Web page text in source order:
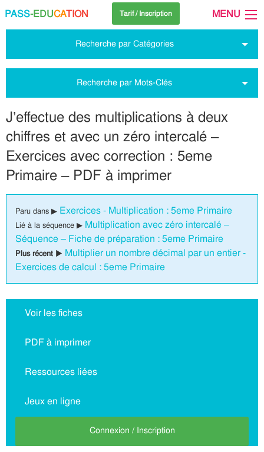
PASS-EDUCATION Tarif / Inscription MENU
Recherche par Catégories
Recherche par Mots-Clés
J’effectue des multiplications à deux
chiffres et avec un zéro intercalé –
Exercices avec correction : 5eme
Primaire – PDF à imprimer
Paru dans ▶ Exercices - Multiplication : 5eme Primaire
Lié à la séquence ▶ Multiplication avec zéro intercalé –
Séquence – Fiche de préparation : 5eme Primaire
Plus récent ▶ Multiplier un nombre décimal par un entier -
Exercices de calcul : 5eme Primaire
Voir les fiches
PDF à imprimer
Ressources liées
Jeux en ligne
Connexion / Inscription